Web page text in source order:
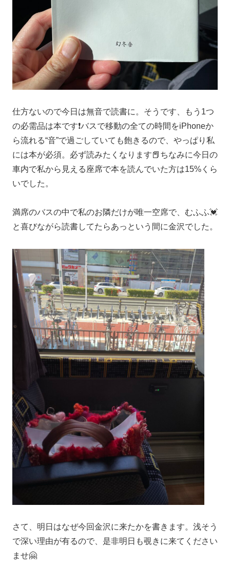
仕方ないので今日は無音で読書に。そうです、もう1つ
の必需品は本です❗️バスで移動の全ての時間をiPhoneか
ら流れる“音”で過ごしていても飽きるので、やっぱり私
には本が必須。必ず読みたくなります📕ちなみに今日の
車内で私から見える座席で本を読んでいた方は15%くら
いでした。
満席のバスの中で私のお隣だけが唯一空席で、むふふ💓
と喜びながら読書してたらあっという間に金沢でした。
さて、明日はなぜ今回金沢に来たかを書きます。浅そう
で深い理由が有るので、是非明日も覗きに来てください
ませ🤗